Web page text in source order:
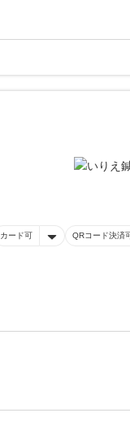
カード可 QRコード決済